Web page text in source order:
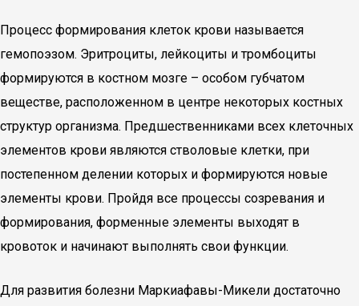
Процесс формирования клеток крови называется
гемопоэзом. Эритроциты, лейкоциты и тромбоциты
формируются в костном мозге – особом губчатом
веществе, расположенном в центре некоторых костных
структур организма. Предшественниками всех клеточных
элементов крови являются стволовые клетки, при
постепенном делении которых и формируются новые
элементы крови. Пройдя все процессы созревания и
формирования, форменные элементы выходят в
кровоток и начинают выполнять свои функции.
Для развития болезни Маркиафавы-Микели достаточно